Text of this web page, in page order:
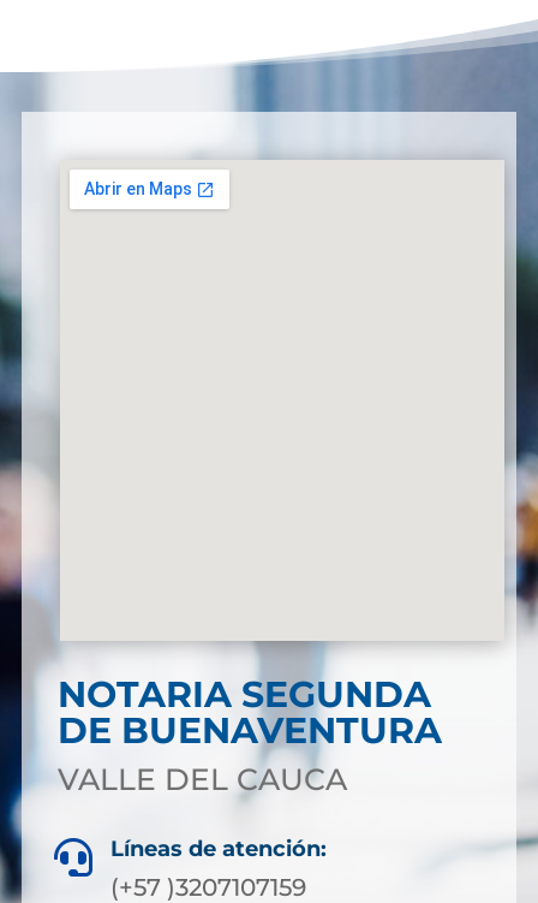
NOTARIA SEGUNDA
DE BUENAVENTURA
VALLE DEL CAUCA
 Líneas de atención:
(+57 )3207107159